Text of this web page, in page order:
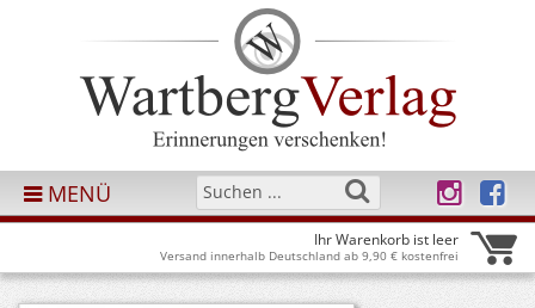
MENÜ
Ihr Warenkorb ist leer
Versand innerhalb Deutschland ab 9,90 € kostenfrei